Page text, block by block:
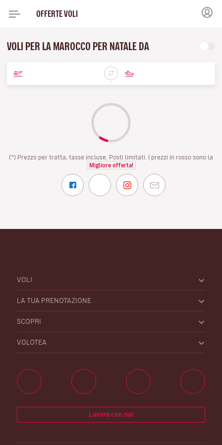
OFFERTE VOLI
VOLI PER LA MAROCCO PER NATALE DA
(*) Prezzo per tratta, tasse incluse. Posti limitati. I prezzi in rosso sono la
Migliore offerta!
VOLI
LA TUA PRENOTAZIONE
SCOPRI
VOLOTEA
Lavora con noi